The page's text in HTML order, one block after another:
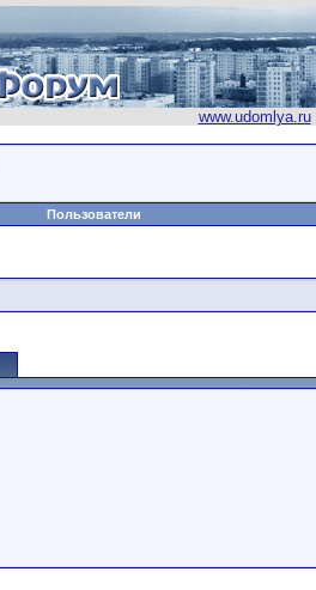
www.udomlya.ru|
Пользователи